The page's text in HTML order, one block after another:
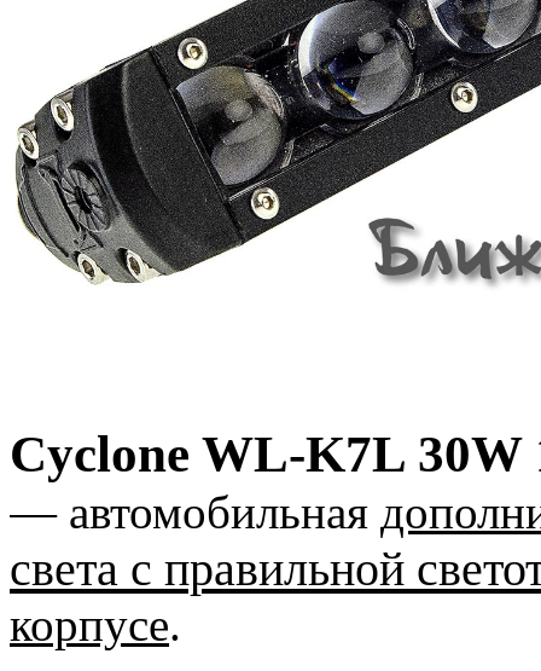
Cyclone WL-K7L
— автомобильная
света с правильной
корпусе.